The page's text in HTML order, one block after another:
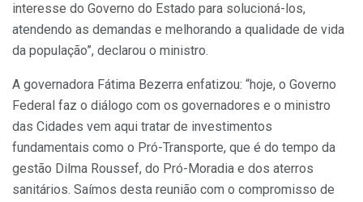
interesse do Governo do Estado para solucioná-los,
atendendo as demandas e melhorando a qualidade de vida
da população”, declarou o ministro.
A governadora Fátima Bezerra enfatizou: “hoje, o Governo
Federal faz o diálogo com os governadores e o ministro
das Cidades vem aqui tratar de investimentos
fundamentais como o Pró-Transporte, que é do tempo da
gestão Dilma Roussef, do Pró-Moradia e dos aterros
sanitários. Saímos desta reunião com o compromisso de